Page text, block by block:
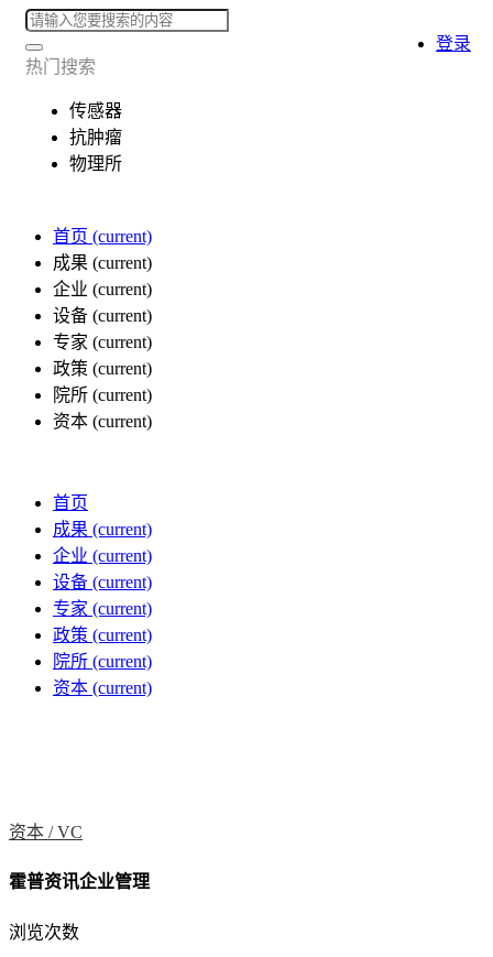
热门搜索
传感器
抗肿瘤
物理所
首页 (current)
成果 (current)
企业 (current)
设备 (current)
专家 (current)
政策 (current)
院所 (current)
资本 (current)
登录
首页
成果 (current)
企业 (current)
设备 (current)
专家 (current)
政策 (current)
院所 (current)
资本 (current)
资本 /VC
霍普资讯企业管理
浏览次数